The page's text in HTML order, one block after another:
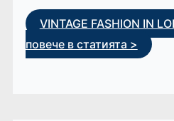
VINTAGE FASHION IN
повече в статията >